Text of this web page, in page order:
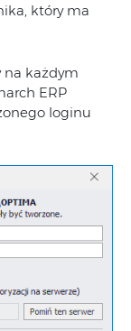
który ma
na każdym
ERP
loginu